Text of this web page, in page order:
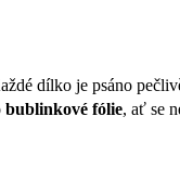
dílko je psáno
bublinkové fólie, ať se